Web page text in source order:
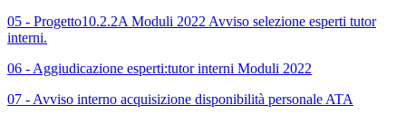
05 - Progetto10.2.2A Moduli 2022 Avviso selezione esperti tutor
interni.
06 - Aggiudicazione esperti:tutor interni Moduli 2022
07 - Avviso interno acquisizione disponibilità personale ATA